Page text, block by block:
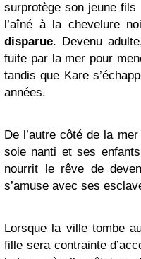
surprotège son jeune
l’aîné à la chevelure
disparue. Devenu
fuite par la mer pour
tandis que Kare
années.
De l’autre côté de la
soie nanti et ses
nourrit le rêve de
s’amuse avec ses
Lorsque la ville tombe
fille sera contrainte